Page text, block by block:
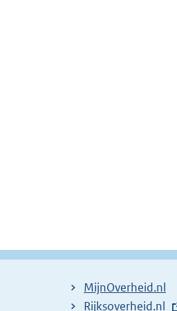
MijnOverheid.nl
E
Rijksoverheid.nl